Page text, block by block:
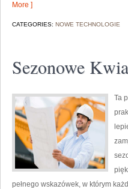
More ]
CATEGORIES: NOWE TECHNOLOGIE
Sezonowe
Ta
pełnego wskazówek, w którym